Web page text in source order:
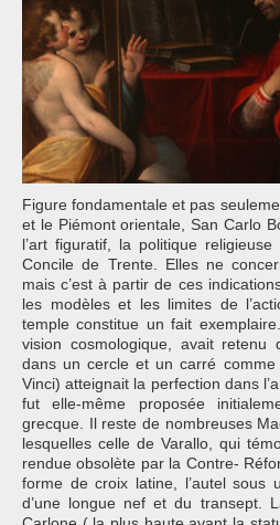
Figure fondamentale et pas
et le Piémont orientale, San Carlo
l’art figuratif, la politique
Concile de Trente. Elles ne
mais c’est à partir de ces
les modèles et les limites de
temple constitue un fait
vision cosmologique, avait
dans un cercle et un carré comme
Vinci) atteignait la perfection dans
fut elle-même proposée
grecque. Il reste de nombreuses
lesquelles celle de Varallo, qui
rendue obsolète par la Contre-
forme de croix latine, l’autel sous
d’une longue nef et du transept.